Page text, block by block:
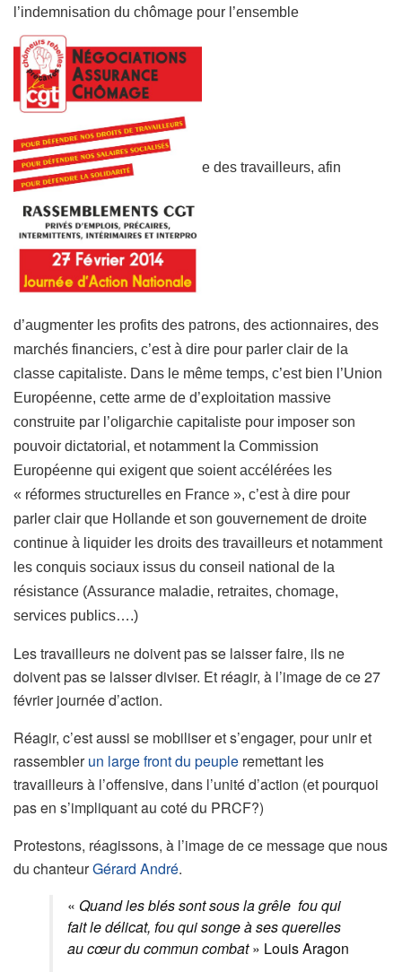
l’indemnisation du chômage pour l’ensemble
e des travailleurs, afin
d’augmenter les profits des patrons, des actionnaires, des
marchés financiers, c’est à dire pour parler clair de la
classe capitaliste. Dans le même temps, c’est bien l’Union
Européenne, cette arme de d’exploitation massive
construite par l’oligarchie capitaliste pour imposer son
pouvoir dictatorial, et notamment la Commission
Européenne qui exigent que soient accélérées les
« réformes structurelles en France », c’est à dire pour
parler clair que Hollande et son gouvernement de droite
continue à liquider les droits des travailleurs et notamment
les conquis sociaux issus du conseil national de la
résistance (Assurance maladie, retraites, chomage,
services publics….)
Les travailleurs ne doivent pas se laisser faire, ils ne
doivent pas se laisser diviser. Et réagir, à l’image de ce 27
février journée d’action.
Réagir, c’est aussi se mobiliser et s’engager, pour unir et
rassemblerun large front du peuple remettant les
travailleurs à l’offensive, dans l’unité d’action (et pourquoi
pas en s’impliquant au coté du PRCF?)
Protestons, réagissons, à l’image de ce message que nous
du chanteurGérard André.
« Quand les blés sont sous la grêle fou qui
fait le délicat, fou qui songe à ses querelles
au cœur du commun combat» Louis Aragon